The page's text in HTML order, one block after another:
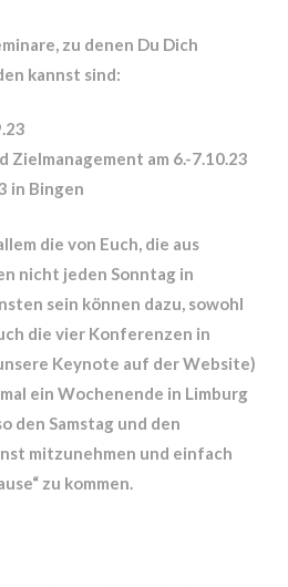
zu denen Du Dich
kannst sind:
Zielmanagement am 6.-7.10.23
in Bingen
die von Euch, die aus
nicht jeden Sonntag in
sein können dazu, sowohl
die vier Konferenzen in
Keynote auf der Website)
ein Wochenende in Limburg
den Samstag und den
mitzunehmen und einfach
zu kommen.